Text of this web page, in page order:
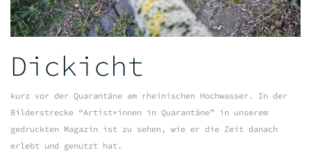
Dickicht
kurz vor der Quarantäne am rheinischen Hochwasser. In der
Bilderstrecke “Artist*innen in Quarantäne” in unserem
gedruckten Magazin ist zu sehen, wie er die Zeit danach
erlebt und genutzt hat.